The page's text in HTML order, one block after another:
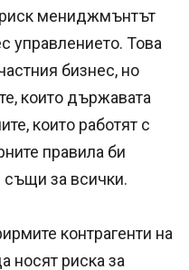
мениджмънтът
управлението. Това
бизнес, но
които държавата
които работят с
правила би
същи за всички.
контрагенти на
носят риска за